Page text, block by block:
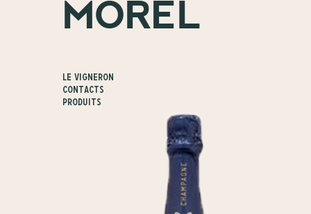
MOREL
Le vigneron
Contacts
Produits